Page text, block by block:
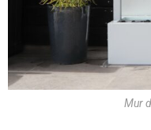
Mur